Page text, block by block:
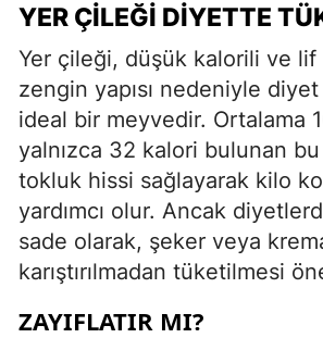
YER ÇILEĞI DIYETTE
Yer çileği, düşük kalorili ve lif
zengin yapısı nedeniyle
ideal bir meyvedir. Ortalama
yalnızca 32 kalori bulunan
tokluk hissi sağlayarak kilo
yardımcı olur. Ancak
sade olarak, şeker veya
karıştırılmadan tüketilmesi
ZAYIFLATIR MI?